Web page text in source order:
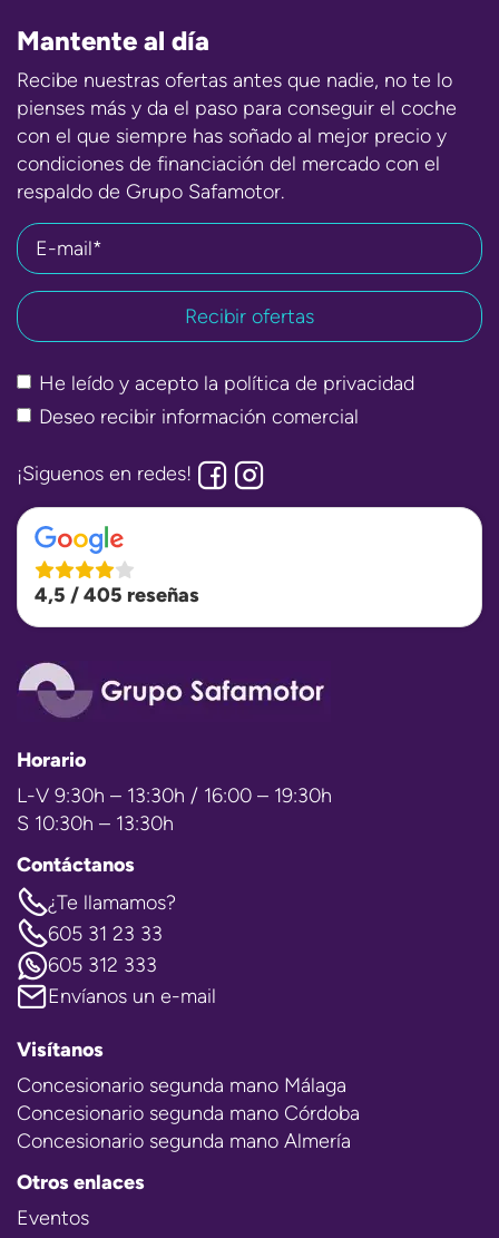
Mantente al día
Recibe nuestras ofertas antes que nadie, no te lo
pienses más y da el paso para conseguir el coche
con el que siempre has soñado al mejor precio y
condiciones de financiación del mercado con el
respaldo de Grupo Safamotor.
E-mail*
He leído y acepto la política de privacidad
Deseo recibir información comercial
¡Siguenos en redes!
4,5 / 405 reseñas
Horario
L-V 9:30h – 13:30h / 16:00 – 19:30h
S 10:30h – 13:30h
Contáctanos
¿Te llamamos?
605 31 23 33
605 312 333
Envíanos un e-mail
Visítanos
Concesionario segunda mano Málaga
Concesionario segunda mano Córdoba
Concesionario segunda mano Almería
Otros enlaces
Eventos